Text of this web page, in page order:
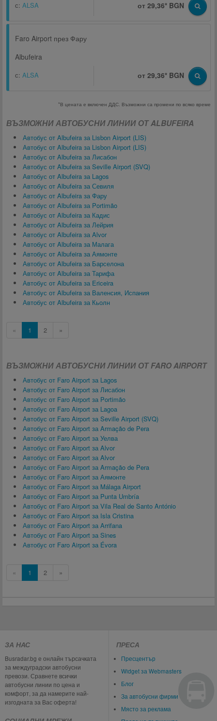
с: ALSA от 29,36* BGN
Faro Airport през Фару
Albufeira
с: ALSA от 29,36* BGN
*В цената е включен ДДС. Възможни са промени по всяко време
ВЪЗМОЖНИ АВТОБУСНИ ЛИНИИ ОТ ALBUFEIRA
Автобус от Albufeira за Lisbon Airport (LIS)
Автобус от Albufeira за Lisbon Airport (LIS)
Автобус от Albufeira за Лисабон
Автобус от Albufeira за Seville Airport (SVQ)
Автобус от Albufeira за Lagos
Автобус от Albufeira за Севиля
Автобус от Albufeira за Фару
Автобус от Albufeira за Portimão
Автобус от Albufeira за Кадис
Автобус от Albufeira за Лейрия
Автобус от Albufeira за Alvor
Автобус от Albufeira за Малага
Автобус от Albufeira за Аямонте
Автобус от Albufeira за Барселона
Автобус от Albufeira за Тарифа
Автобус от Albufeira за Ericeira
Автобус от Albufeira за Валенсия, Испания
Автобус от Albufeira за Кьолн
« 1 2 »
ВЪЗМОЖНИ АВТОБУСНИ ЛИНИИ ОТ FARO AIRPORT
Автобус от Faro Airport за Lagos
Автобус от Faro Airport за Лисабон
Автобус от Faro Airport за Portimão
Автобус от Faro Airport за Lagoa
Автобус от Faro Airport за Seville Airport (SVQ)
Автобус от Faro Airport за Armação de Pera
Автобус от Faro Airport за Уелва
Автобус от Faro Airport за Alvor
Автобус от Faro Airport за Alvor
Автобус от Faro Airport за Armação de Pera
Автобус от Faro Airport за Аямонте
Автобус от Faro Airport за Málaga Airport
Автобус от Faro Airport за Punta Umbría
Автобус от Faro Airport за Vila Real de Santo António
Автобус от Faro Airport за Isla Cristina
Автобус от Faro Airport за Arrifana
Автобус от Faro Airport за Sines
Автобус от Faro Airport за Évora
« 1 2 »
ЗА НАС
Busradar.bg е онлайн търсачката
за междуградски автобусни
превози. Сравнете всички
автобусни линии по цена и
комфорт, за да намерите най-
изгодната за Вас оферта!
ПРЕСА
Пресцентър
Widget за Webmasters
Блог
За автобусни фирми
Място за реклама